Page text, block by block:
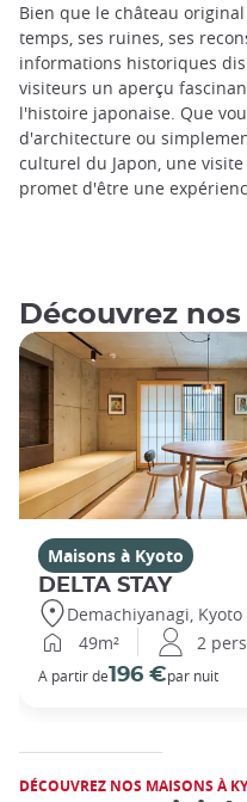
Bien que le château
temps, ses ruines, ses
informations historiques
visiteurs un aperçu
l'histoire japonaise. Que
d'architecture ou
culturel du Japon, une
promet d'être une
Découvrez
Maisons à Kyoto
DELTA STAY
Demachiyanagi, Kyoto
49m²
2
A partir de196 €par nuit
DÉCOUVREZ NOS MAISONS À